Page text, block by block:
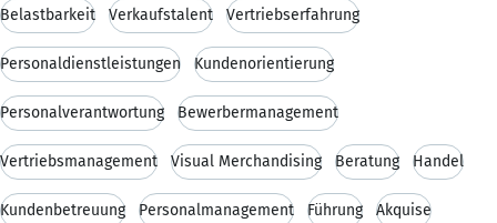
Belastbarkeit Verkaufstalent Vertriebserfahrung
Personaldienstleistungen Kundenorientierung
Personalverantwortung Bewerbermanagement
Vertriebsmanagement Visual Merchandising Beratung Handel
Kundenbetreuung Personalmanagement Führung Akquise